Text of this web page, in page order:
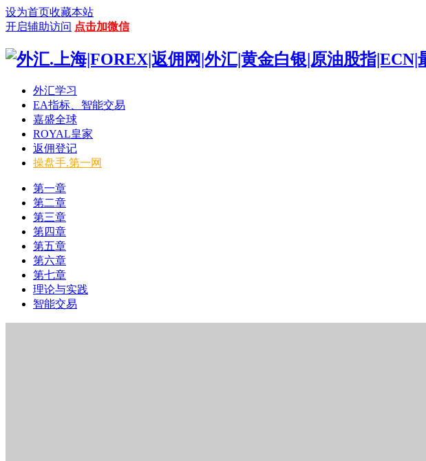
设为首页收藏本站
开启辅助访问 点击加微信
外汇学习
EA指标、智能交易
嘉盛全球
ROYAL皇家
返佣登记
操盘手.第一网
第一章
第二章
第三章
第四章
第五章
第六章
第七章
理论与实践
智能交易